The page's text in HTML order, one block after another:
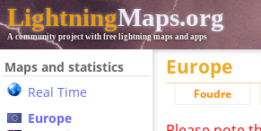
LightningMaps.org
A community project with free lightning maps and apps
Maps and statistics
Real Time
Europe
Europe
Foudre